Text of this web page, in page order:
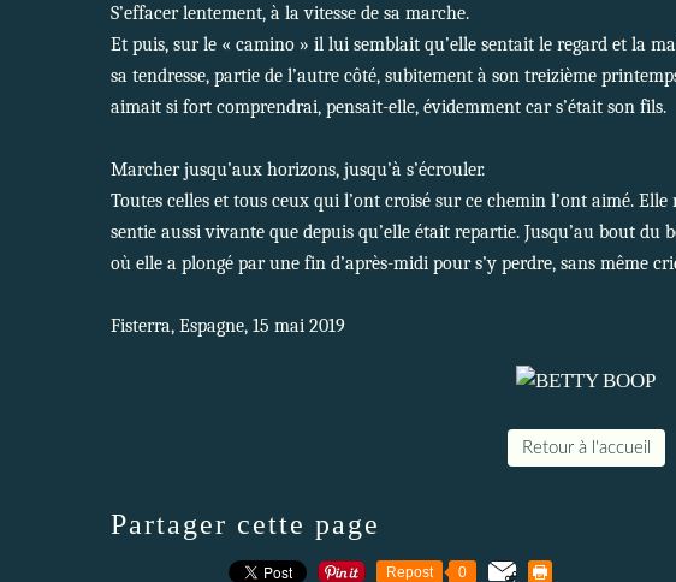
S’effacer lentement, à la vitesse de sa marche.
Et puis, sur le « camino » il lui semblait qu’elle sentait le regard et la
sa tendresse, partie de l’autre côté, subitement à son treizième
aimait si fort comprendrai, pensait-elle, évidemment car s’était son fils.
Marcher jusqu’aux horizons, jusqu’à s’écrouler.
Toutes celles et tous ceux qui l’ont croisé sur ce chemin l’ont aimé. Elle
sentie aussi vivante que depuis qu’elle était repartie. Jusqu’au bout du
où elle a plongé par une fin d’après-midi pour s’y perdre, sans même
Fisterra, Espagne, 15 mai 2019
Retour à l'accueil
Partager cette page
Repost 0